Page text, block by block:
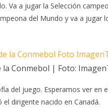
Va a jugar la Selección
del Mundo y va a jugar
Conmebol | Foto:
del juego. Esperamos ver en
dirigente nacido en Canadá.